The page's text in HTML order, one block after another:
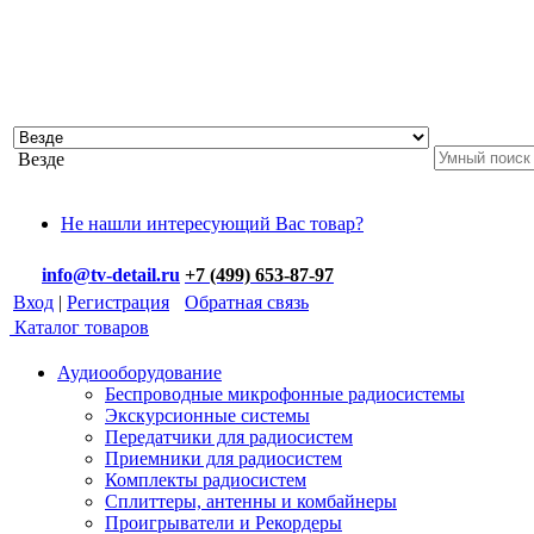
Везде
Не нашли интересующий Вас товар?
info@tv-detail.ru +7 (499) 653-87-97
Вход | Регистрация
Обратная связь
Каталог товаров
Аудиооборудование
Беспроводные микрофонные радиосистемы
Экскурсионные системы
Передатчики для радиосистем
Приемники для радиосистем
Комплекты радиосистем
Сплиттеры, антенны и комбайнеры
Проигрыватели и Рекордеры